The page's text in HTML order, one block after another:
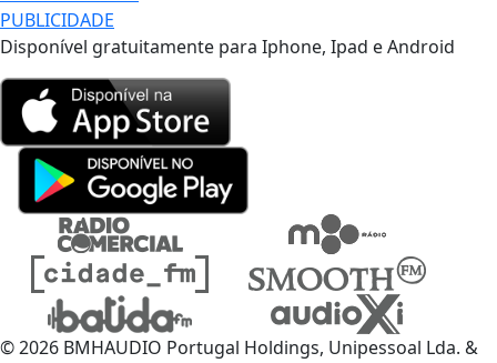
PUBLICIDADE
Disponível gratuitamente para Iphone, Ipad e Android
© 2026 BMHAUDIO Portugal Holdings, Unipessoal Lda. &